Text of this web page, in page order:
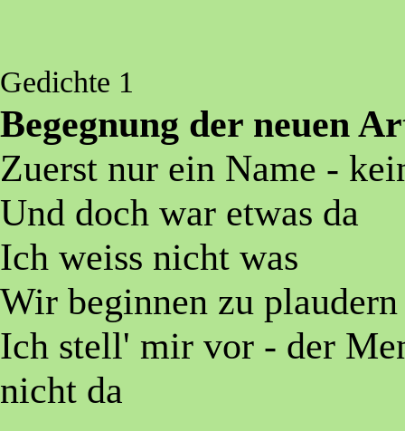
Gedichte 1
Begegnung der neuen
Zuerst nur ein Name -
Und doch war etwas da
Ich weiss nicht was
Wir beginnen zu plaudern
Ich stell' mir vor - der
nicht da